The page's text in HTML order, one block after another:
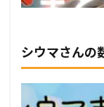
シウマさんの